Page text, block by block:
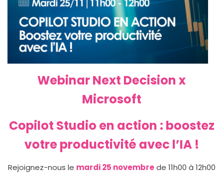
Webinar Next Decision x
Microsoft
Copilot Studio en action : boostez
votre productivité avec l’IA !
Rejoignez-nous le mardi 25 novembrede 11h00 à 12h00